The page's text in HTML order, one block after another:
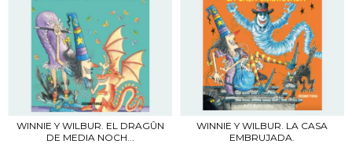
WINNIE Y WILBUR. EL DRAGÛN
DE MEDIA NOCH...
WINNIE Y WILBUR. LA CASA
EMBRUJADA.